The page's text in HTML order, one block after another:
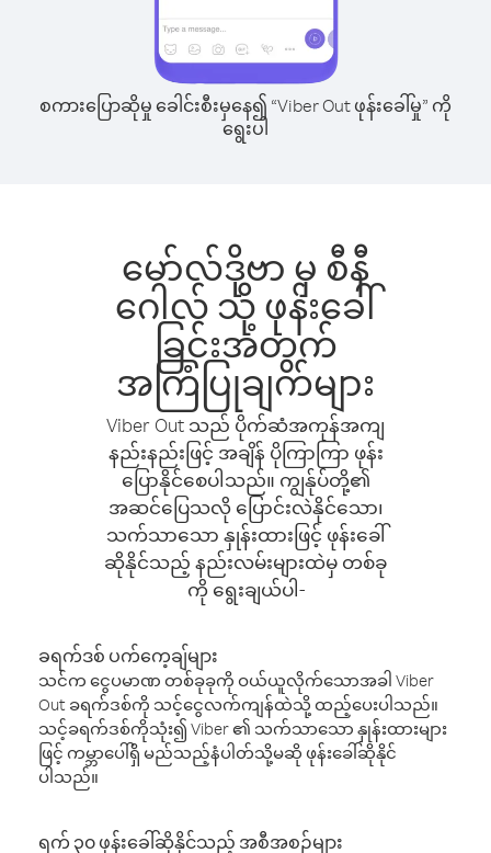
စကားပြောဆိုမှု ခေါင်းစီးမှနေ၍ “Viber Out ဖုန်းခေါ်မှု” ကို
ရွေးပါ
မော်လ်ဒိုဗာ မှ စီနီ
ဂေါလ် သို့ ဖုန်းခေါ်
ခြင်းအတွက်
အကြံပြုချက်များ
Viber Out သည် ပိုက်ဆံအကုန်အကျ
နည်းနည်းဖြင့် အချိန် ပိုကြာကြာ ဖုန်း
ပြောနိုင်စေပါသည်။ ကျွန်ုပ်တို့၏
အဆင်ပြေသလို ပြောင်းလဲနိုင်သော၊
သက်သာသော နှုန်းထားဖြင့် ဖုန်းခေါ်
ဆိုနိုင်သည့် နည်းလမ်းများထဲမှ တစ်ခု
ကို ရွေးချယ်ပါ-
ခရက်ဒစ် ပက်ကေ့ချ်များ
သင်က ငွေပမာဏ တစ်ခုခုကို ဝယ်ယူလိုက်သောအခါ Viber
Out ခရက်ဒစ်ကို သင့်ငွေလက်ကျန်ထဲသို့ ထည့်ပေးပါသည်။
သင့်ခရက်ဒစ်ကိုသုံး၍ Viber ၏ သက်သာသော နှုန်းထားများ
ဖြင့် ကမ္ဘာပေါ်ရှိ မည်သည့်နံပါတ်သို့မဆို ဖုန်းခေါ်ဆိုနိုင်
ပါသည်။
ရက် ၃၀ ဖုန်းခေါ်ဆိုနိုင်သည့် အစီအစဉ်များ